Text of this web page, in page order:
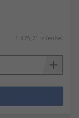
1 475,71 kr/enhet